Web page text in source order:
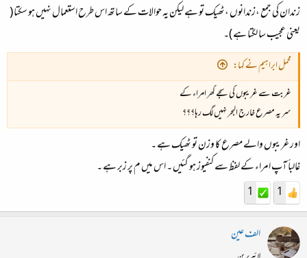
زندان کی جمع ،زندانوں ،ٹھیک تو ہے لیکن یہ حوالات کے ساتھ اس طرح استعمال نہیں ہو سکتا (
یعنی عجیب سا لگتا ہے )۔
محمل ابراہیم نے کہا:
غربت سے غریبوں کی سجے گھر امراء کے
سر یہ مصرع خارج البحر نہیں لگ رہا؟؟؟
اور غریبوں والے مصرع کا وزن تو ٹھیک ہے ۔
غالباََ آپ امراء کے لفظ سے کنفیوز ہو گئیں ۔ اس میں م پر زبر ہے ۔
1
1
الف عین